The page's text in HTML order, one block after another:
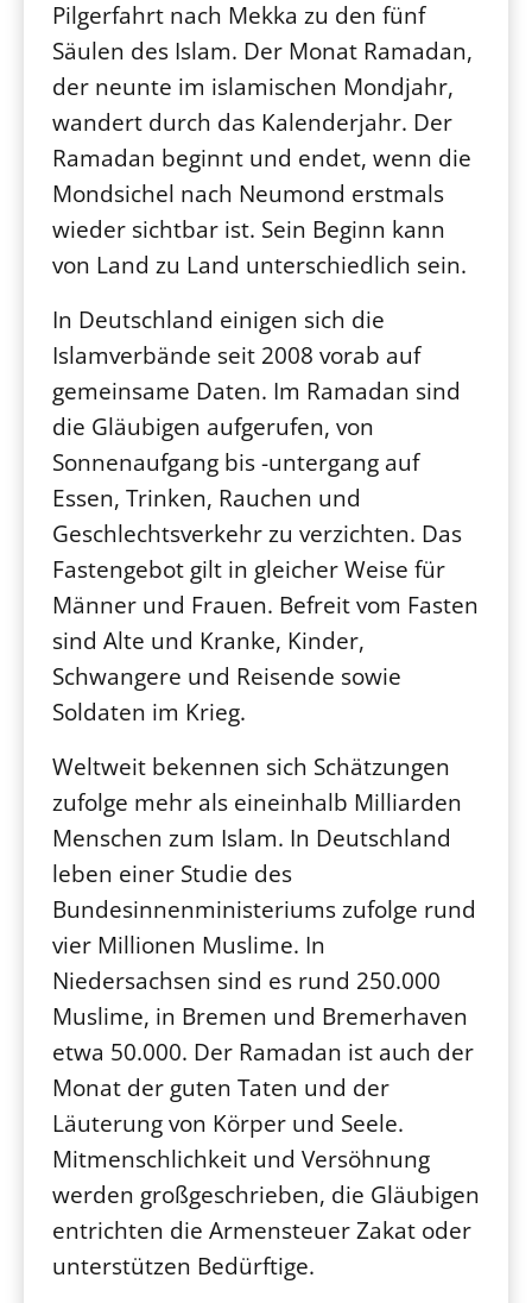
Pilgerfahrt nach Mekka zu den fünf
Säulen des Islam. Der Monat Ramadan,
der neunte im islamischen Mondjahr,
wandert durch das Kalenderjahr. Der
Ramadan beginnt und endet, wenn die
Mondsichel nach Neumond erstmals
wieder sichtbar ist. Sein Beginn kann
von Land zu Land unterschiedlich sein.
In Deutschland einigen sich die
Islamverbände seit 2008 vorab auf
gemeinsame Daten. Im Ramadan sind
die Gläubigen aufgerufen, von
Sonnenaufgang bis -untergang auf
Essen, Trinken, Rauchen und
Geschlechtsverkehr zu verzichten. Das
Fastengebot gilt in gleicher Weise für
Männer und Frauen. Befreit vom Fasten
sind Alte und Kranke, Kinder,
Schwangere und Reisende sowie
Soldaten im Krieg.
Weltweit bekennen sich Schätzungen
zufolge mehr als eineinhalb Milliarden
Menschen zum Islam. In Deutschland
leben einer Studie des
Bundesinnenministeriums zufolge rund
vier Millionen Muslime. In
Niedersachsen sind es rund 250.000
Muslime, in Bremen und Bremerhaven
etwa 50.000. Der Ramadan ist auch der
Monat der guten Taten und der
Läuterung von Körper und Seele.
Mitmenschlichkeit und Versöhnung
werden großgeschrieben, die Gläubigen
entrichten die Armensteuer Zakat oder
unterstützen Bedürftige.